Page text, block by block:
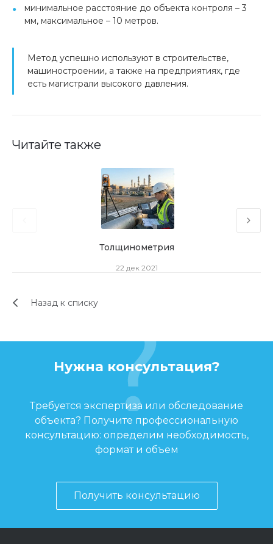
минимальное расстояние до объекта контроля – 3
мм, максимальное – 10 метров.
Метод успешно используют в строительстве,
машиностроении, а также на предприятиях, где
есть магистрали высокого давления.
Читайте также
Толщинометрия
22 дек 2021
Назад к списку
Нужна консультация?
Требуется экспертиза или обследование
объекта? Получите профессиональную
консультацию: определим необходимость,
формат и объем
Получить консультацию